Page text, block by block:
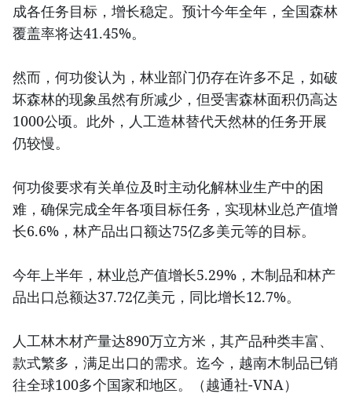
成各任务目标，增长稳定。预计今年全年，全国森林
覆盖率将达41.45%。
然而，何功俊认为，林业部门仍存在许多不足，如破
坏森林的现象虽然有所减少，但受害森林面积仍高达
1000公顷。此外，人工造林替代天然林的任务开展
仍较慢。
何功俊要求有关单位及时主动化解林业生产中的困
难，确保完成全年各项目标任务，实现林业总产值增
长6.6%，林产品出口额达75亿多美元等的目标。
今年上半年，林业总产值增长5.29%，木制品和林产
品出口总额达37.72亿美元，同比增长12.7%。
人工林木材产量达890万立方米，其产品种类丰富、
款式繁多，满足出口的需求。迄今，越南木制品已销
往全球100多个国家和地区。（越通社-VNA）